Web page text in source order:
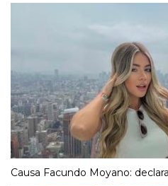
Causa Facundo Moyano: